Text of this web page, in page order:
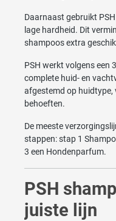
Daarnaast gebruikt
lage hardheid. Dit
shampoos extra
PSH werkt volgens een
complete huid- en
afgestemd op huidtype,
behoeften.
De meeste
stappen: stap 1
3 een Hondenparfum.
PSH
juiste lijn